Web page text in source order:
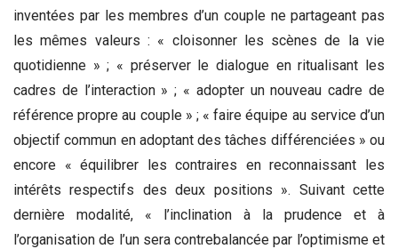
inventées par les membres d’un couple ne partageant pas
les mêmes valeurs : « cloisonner les scènes de la vie
quotidienne » ; « préserver le dialogue en ritualisant les
cadres de l’interaction » ; « adopter un nouveau cadre de
référence propre au couple » ; « faire équipe au service d’un
objectif commun en adoptant des tâches différenciées » ou
encore « équilibrer les contraires en reconnaissant les
intérêts respectifs des deux positions ». Suivant cette
dernière modalité, « l’inclination à la prudence et à
l’organisation de l’un sera contrebalancée par l’optimisme et